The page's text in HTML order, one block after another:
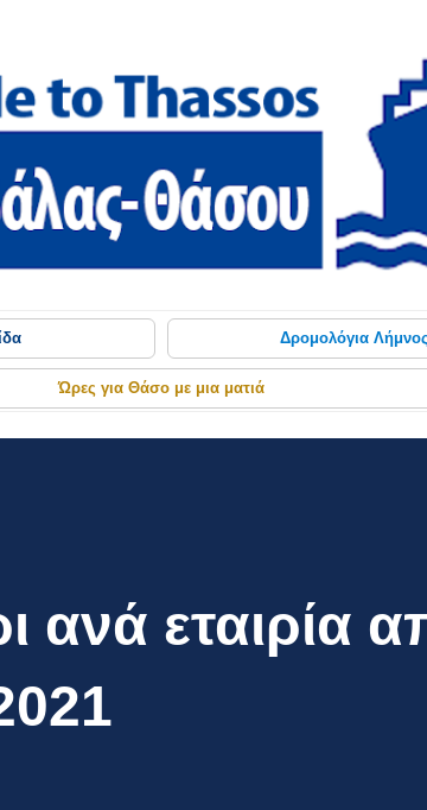
Δρομολόγια
Ώρες για Θάσο με μια ματιά
ανά εταιρία